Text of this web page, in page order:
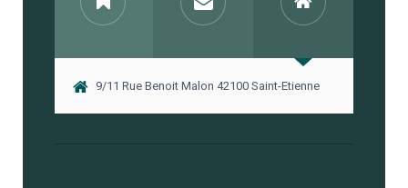
9/11 Rue Benoit Malon 42100 Saint-Etienne